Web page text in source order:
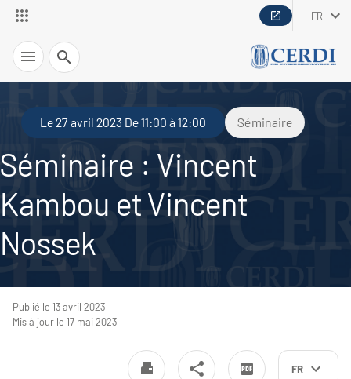
FR
Recherche
Le 27 avril 2023 De 11:00 à 12:00 Séminaire
Séminaire : Vincent
Kambou et Vincent
Nossek
FR
Publié le 13 avril 2023
Mis à jour le 17 mai 2023